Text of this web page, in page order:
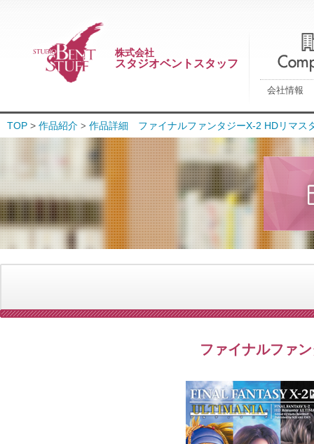
株式会社
スタジオベントスタッフ
会社情報
TOP > 作品紹介 > 作品詳細 ファイナルファンタジーX-2 HDリマス
ファイナルファ